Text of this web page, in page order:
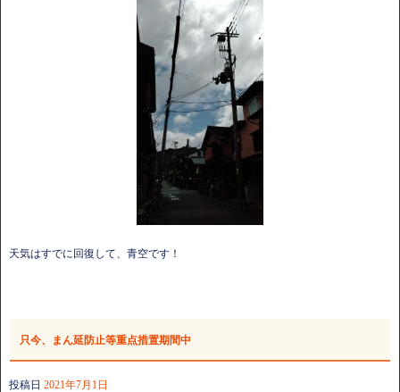
天気はすでに回復して、青空です！
只今、まん延防止等重点措置期間中
投稿日 2021年7月1日